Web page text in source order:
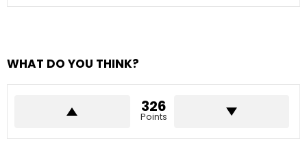
WHAT DO YOU THINK?
326
Points